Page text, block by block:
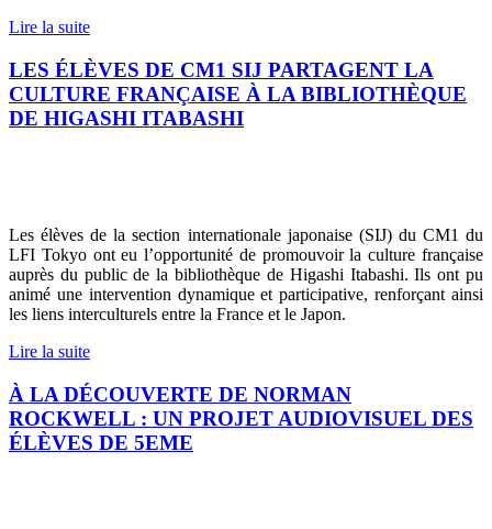
Lire la suite
LES ÉLÈVES DE CM1 SIJ PARTAGENT LA
CULTURE FRANÇAISE À LA BIBLIOTHÈQUE
DE HIGASHI ITABASHI
Les élèves de la section internationale japonaise (SIJ) du CM1 du
LFI Tokyo ont eu l’opportunité de promouvoir la culture française
auprès du public de la bibliothèque de Higashi Itabashi. Ils ont pu
animé une intervention dynamique et participative, renforçant ainsi
les liens interculturels entre la France et le Japon.
Lire la suite
À LA DÉCOUVERTE DE NORMAN
ROCKWELL : UN PROJET AUDIOVISUEL DES
ÉLÈVES DE 5EME